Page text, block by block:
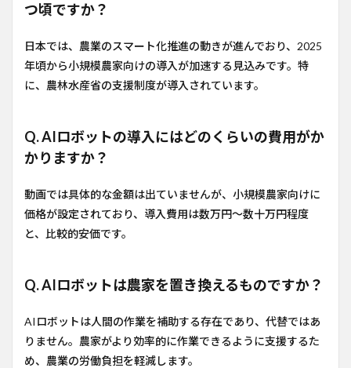
つ頃ですか？
日本では、農業のスマート化推進の動きが進んでおり、2025
年頃から小規模農家向けの導入が加速する見込みです。特
に、農林水産省の支援制度が導入されています。
Q. AIロボットの導入にはどのくらいの費用がか
かりますか？
動画では具体的な金額は出ていませんが、小規模農家向けに
価格が設定されており、導入費用は数万円〜数十万円程度
と、比較的安価です。
Q. AIロボットは農家を置き換えるものですか？
AIロボットは人間の作業を補助する存在であり、代替ではあ
りません。農家がより効率的に作業できるように支援するた
め、農業の労働負担を軽減します。